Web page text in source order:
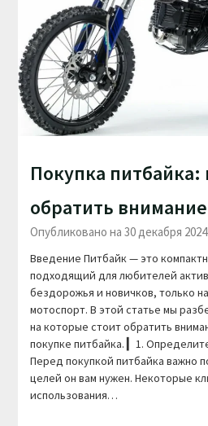
Покупка питбайка:
обратить внимание
Опубликовано на 30 декабря 2024
Введение Питбайк — это
подходящий для любителей
бездорожья и новичков, только
мотоспорт. В этой статье мы
на которые стоит обратить
покупке питбайка. ▎1.
Перед покупкой питбайка важно
целей он вам нужен. Некоторые
использования…